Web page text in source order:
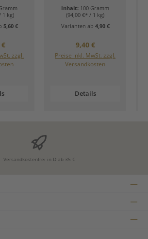
1 kg)
5,60 €
Preis:
zzgl.
Inhalt: 100 Gramm
(94,00 €* / 1 kg)
Varianten ab 4,90 €
Regulärer Preis:
9,40 €
Preise inkl. MwSt. zzgl.
Versandkosten
Details
Versandkostenfrei in D ab 35 €